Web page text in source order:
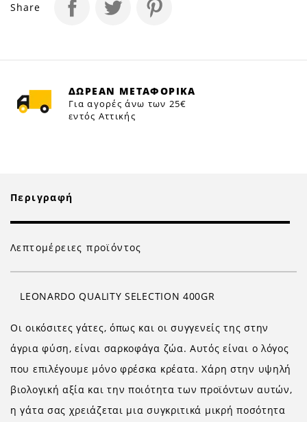
Share
ΔΩΡΕΑΝ ΜΕΤΑΦΟΡΙΚΑ
Για αγορές άνω των 25€
εντός Αττικής
Περιγραφή
Λεπτομέρειες προϊόντος
LEONARDO QUALITY SELECTION 400GR
Οι οικόσιτες γάτες, όπως και οι συγγενείς της στην
άγρια φύση, είναι σαρκοφάγα ζώα. Αυτός είναι ο λόγος
που επιλέγουμε μόνο φρέσκα κρέατα. Χάρη στην υψηλή
βιολογική αξία και την ποιότητα των προϊόντων αυτών,
η γάτα σας χρειάζεται μια συγκριτικά μικρή ποσότητα